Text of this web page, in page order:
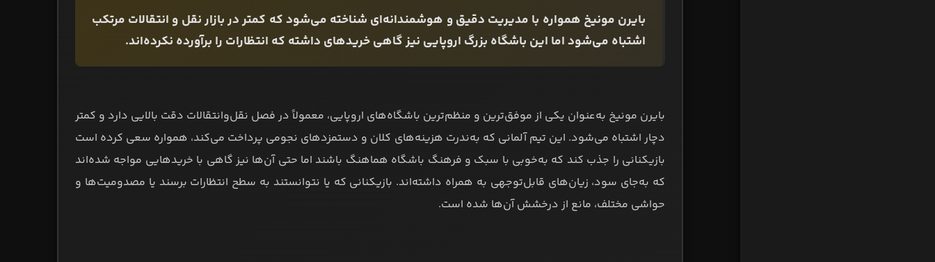
بایرن مونیخ همواره با مدیریت دقیق و هوشمندانه‌ای شناخته می‌شود که کمتر در بازار نقل و انتقالات مرتکب
اشتباه می‌شود اما این باشگاه بزرگ اروپایی نیز گاهی خریدهای داشته که انتظارات را برآورده نکرده‌اند.
بایرن مونیخ به‌عنوان یکی از موفق‌ترین و منظم‌ترین باشگاه‌های اروپایی، معمولاً در فصل نقل‌وانتقالات دقت بالایی دارد و کمتر
دچار اشتباه می‌شود. این تیم آلمانی که به‌ندرت هزینه‌های کلان و دستمزدهای نجومی پرداخت می‌کند، همواره سعی کرده است
بازیکنانی را جذب کند که به‌خوبی با سبک و فرهنگ باشگاه هماهنگ باشند اما حتی آن‌ها نیز گاهی با خریدهایی مواجه شده‌اند
که به‌جای سود، زیان‌های قابل‌توجهی به همراه داشته‌اند. بازیکنانی که یا نتوانستند به سطح انتظارات برسند یا مصدومیت‌ها و
حواشی مختلف، مانع از درخشش آن‌ها شده است.